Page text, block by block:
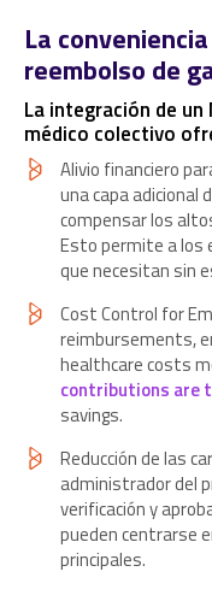
La
reembolso de
La integración de un
médico colectivo
Alivio financiero
una capa adicional
compensar los
Esto permite a los
que necesitan sin
Cost Control for
reimbursements,
healthcare costs
contributions are
savings.
Reducción de las
administrador del
verificación y
pueden centrarse
principales.